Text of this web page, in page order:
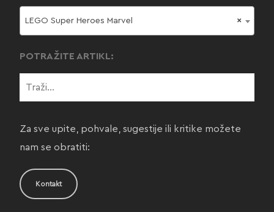
×
LEGO Super Heroes Marvel
POTRAŽITE ARTIKL:
Za sve upite, pohvale, sugestije ili kritike možete
nam se obratiti:
Kontakt